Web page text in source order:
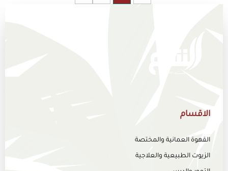
الاقسام
القهوة العمانية والمختصة
الزيوت الطبيعية والعلاجية